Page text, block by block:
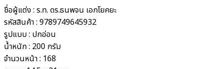
ชื่อผู้แต่ง : ร.ท. ดร.ธนพจน เอกโยคยะ
รหัสสินค้า : 9789749645932
รูปแบบ : ปกอ่อน
น้ำหนัก : 200 กรัม
จำนวนหน้า : 168